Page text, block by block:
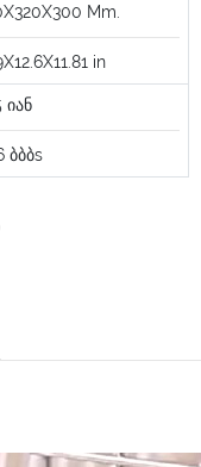
Mm.
in
იან
ბბბs